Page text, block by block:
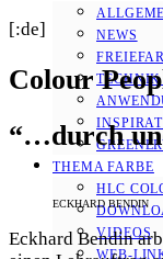
NEWS
THEMA FARBE
HLC
VIDEOS
WEB-
[:de]
Colour
“…durch
ECKHARD BENDIN
Eckhard Bendin